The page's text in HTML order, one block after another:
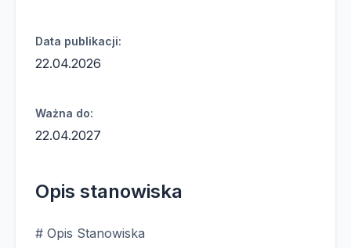
Data publikacji:
22.04.2026
Ważna do:
22.04.2027
Opis stanowiska
# Opis Stanowiska